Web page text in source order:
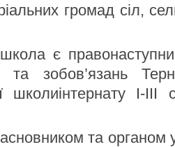
громад сіл,
є
зобов’язань
школиінтернату І-ІІІ
та органом